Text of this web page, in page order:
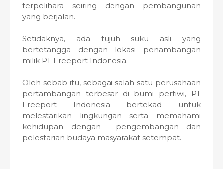
terpelihara seiring dengan pembangunan
yang berjalan.
Setidaknya, ada tujuh suku asli yang
bertetangga dengan lokasi penambangan
milik PT Freeport Indonesia.
Oleh sebab itu, sebagai salah satu perusahaan
pertambangan terbesar di bumi pertiwi, PT
Freeport Indonesia bertekad untuk
melestarikan lingkungan serta memahami
kehidupan dengan pengembangan dan
pelestarian budaya masyarakat setempat.